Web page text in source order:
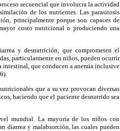
secuencial que involucra la actividad
de los nutrientes. Las parasitosis
principalmente porque son capaces de
costo nutricional o produciendo una
y desnutrición, que comprometen el
particularmente en niños, pueden ocurrir
intestinal, que conducen a anemia inclusive
que a su vez provocan diversas
haciendo que el paciente desnutrido sea
mundial. La mayoría de los niños con
diarrea y malabsorción, las cuales pueden